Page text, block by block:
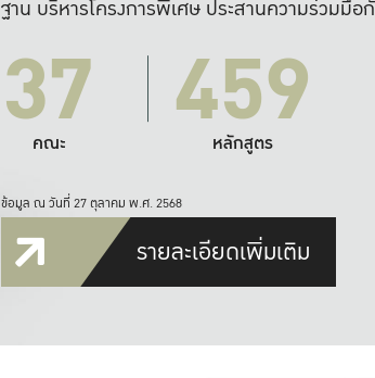
ฐาน บริหารโครงการพิเศษ ประสานความร่วมมือ
37
คณะ 459
หลักสูตร
ข้อมูล ณ วันที่ 27 ตุลาคม พ.ศ. 2568
รายละเอียดเพิ่มเติม